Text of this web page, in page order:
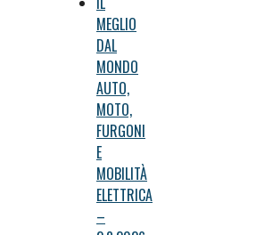
MEGLIO
DAL
MONDO
AUTO,
MOTO,
FURGONI
E
MOBILITÀ
ELETTRICA
–